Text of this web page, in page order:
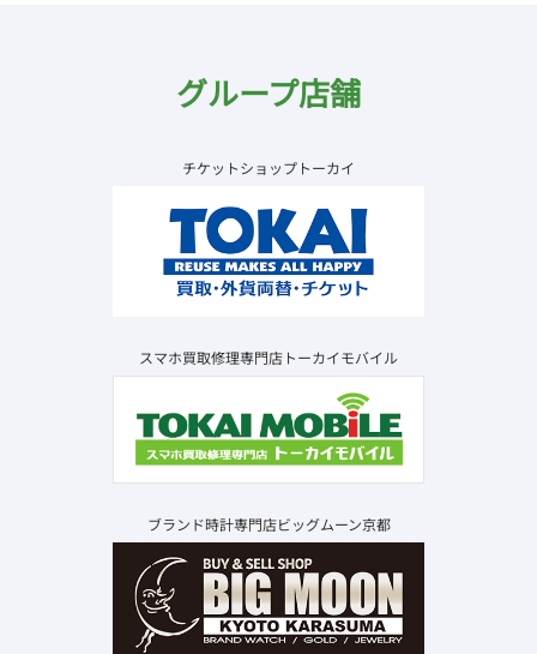
グループ店舗
チケットショップトーカイ
スマホ買取修理専門店トーカイモバイル
ブランド時計専門店ビッグムーン京都